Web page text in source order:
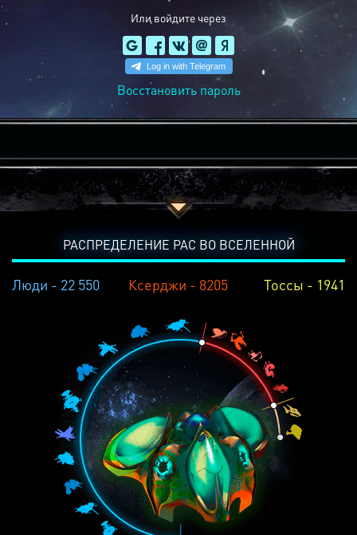
Или войдите через
Восстановить пароль
РАСПРЕДЕЛЕНИЕ РАС ВО ВСЕЛЕННОЙ
Люди - 22 550 Ксерджи - 8205 Тоссы - 1941